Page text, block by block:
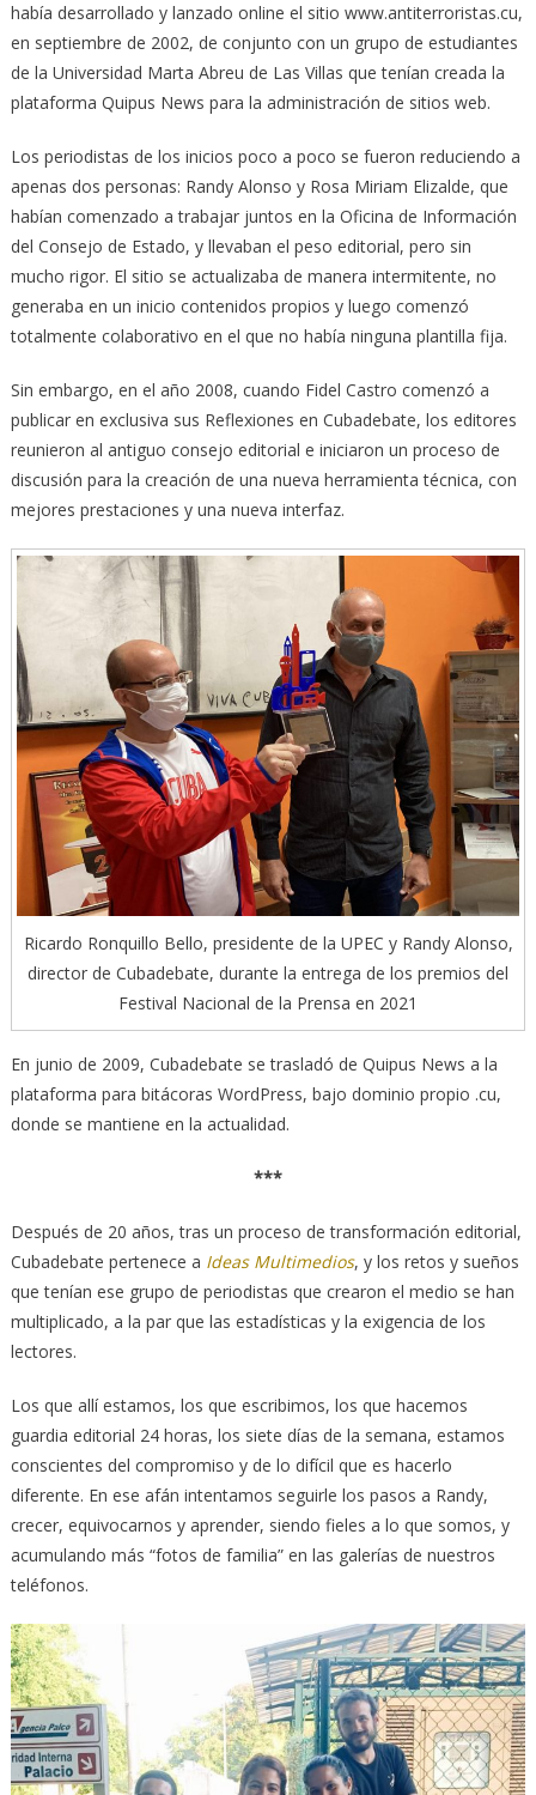
había desarrollado y lanzado online el sitio www.antiterroristas.cu,
en septiembre de 2002, de conjunto con un grupo de estudiantes
de la Universidad Marta Abreu de Las Villas que tenían creada la
plataforma Quipus News para la administración de sitios web.
Los periodistas de los inicios poco a poco se fueron reduciendo a
apenas dos personas: Randy Alonso y Rosa Miriam Elizalde, que
habían comenzado a trabajar juntos en la Oficina de Información
del Consejo de Estado, y llevaban el peso editorial, pero sin
mucho rigor. El sitio se actualizaba de manera intermitente, no
generaba en un inicio contenidos propios y luego comenzó
totalmente colaborativo en el que no había ninguna plantilla fija.
Sin embargo, en el año 2008, cuando Fidel Castro comenzó a
publicar en exclusiva sus Reflexiones en Cubadebate, los editores
reunieron al antiguo consejo editorial e iniciaron un proceso de
discusión para la creación de una nueva herramienta técnica, con
mejores prestaciones y una nueva interfaz.
Ricardo Ronquillo Bello, presidente de la UPEC y Randy Alonso,
director de Cubadebate, durante la entrega de los premios del
Festival Nacional de la Prensa en 2021
En junio de 2009, Cubadebate se trasladó de Quipus News a la
plataforma para bitácoras WordPress, bajo dominio propio .cu,
donde se mantiene en la actualidad.
***
Después de 20 años, tras un proceso de transformación editorial,
Cubadebate pertenece a Ideas Multimedios, y los retos y sueños
que tenían ese grupo de periodistas que crearon el medio se han
multiplicado, a la par que las estadísticas y la exigencia de los
lectores.
Los que allí estamos, los que escribimos, los que hacemos
guardia editorial 24 horas, los siete días de la semana, estamos
conscientes del compromiso y de lo difícil que es hacerlo
diferente. En ese afán intentamos seguirle los pasos a Randy,
crecer, equivocarnos y aprender, siendo fieles a lo que somos, y
acumulando más “fotos de familia” en las galerías de nuestros
teléfonos.